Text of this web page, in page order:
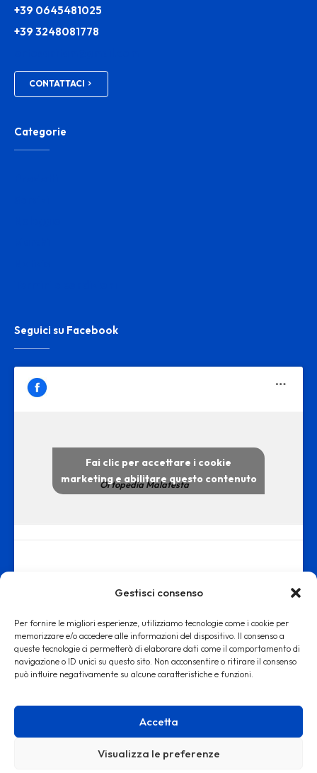
Gestisci consenso
Per fornire le migliori esperienze, utilizziamo tecnologie come i cookie per
memorizzare e/o accedere alle informazioni del dispositivo. Il consenso a
queste tecnologie ci permetterà di elaborare dati come il comportamento di
navigazione o ID unici su questo sito. Non acconsentire o ritirare il consenso
può influire negativamente su alcune caratteristiche e funzioni.
Accetta
Visualizza le preferenze
+39 0645481025
+39 3248081778
CONTATTACI
Categorie
Seguici su Facebook
Ortopedia Malatesta
Fai clic per accettare i cookie
marketing e abilitare questo contenuto
www.ortopediamalatesta.it - copyright 2019 © - Iscrizione alla Camera
di Commercio di Roma REA RM: 1553167